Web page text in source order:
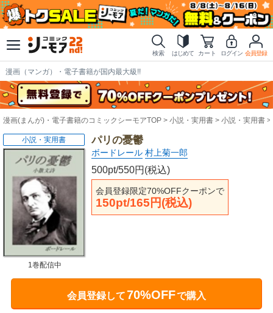
検索 はじめて カート ログイン 会員登録
漫画（マンガ）・電子書籍が国内最大級!!
漫画(まんが)・電子書籍のコミックシーモアTOP 小説・実用書 小説・実用書
パリの憂鬱
ボードレール 村上菊一郎
500pt/550円(税込)
会員登録限定70%OFFクーポンで
150pt/165円(税込)
小説・実用書
1巻配信中
会員登録して70%OFFで購入